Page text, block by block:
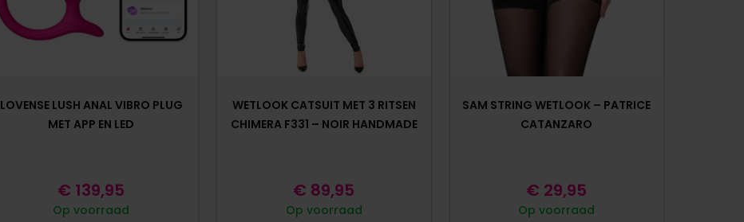
LOVENSE LUSH ANAL VIBRO PLUG
MET APP EN LED
Op voorraad
€ 139,95
WETLOOK CATSUIT MET 3 RITSEN
CHIMERA F331 – NOIR HANDMADE
Op voorraad
€ 89,95
SAM STRING WETLOOK – PATRICE
CATANZARO
Op voorraad
€ 29,95